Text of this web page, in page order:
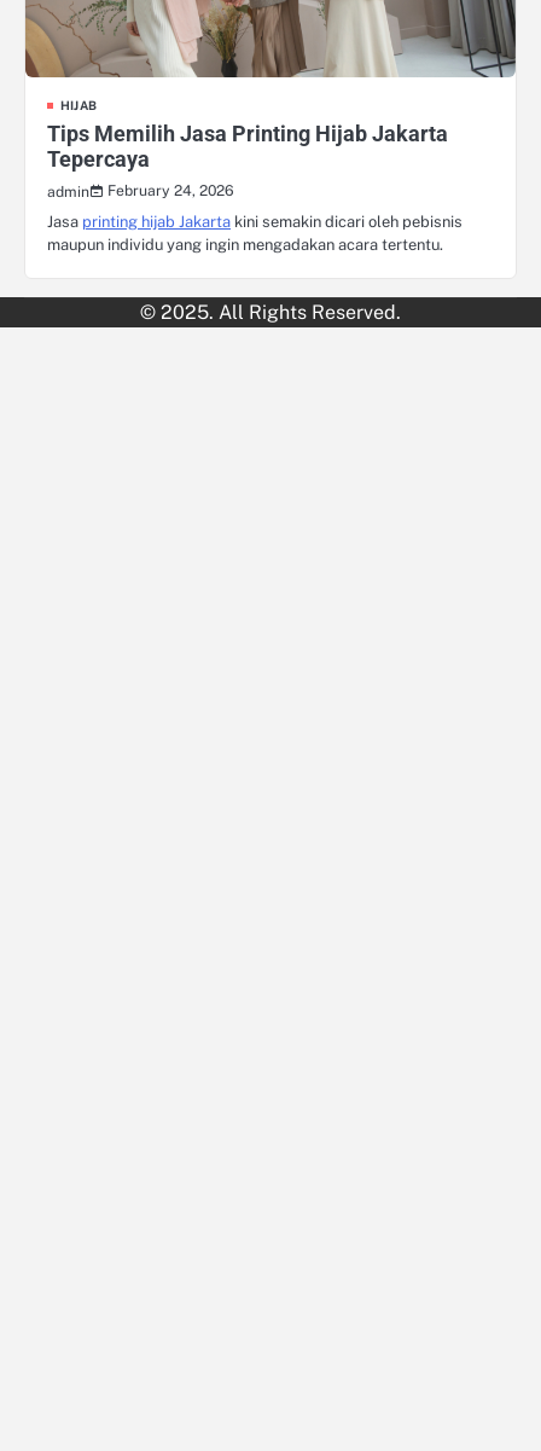
HIJAB
Tips Memilih Jasa Printing Hijab Jakarta
Tepercaya
admin
February 24, 2026
Jasa printing hijab Jakarta kini semakin dicari oleh pebisnis
maupun individu yang ingin mengadakan acara tertentu.
© 2025. All Rights Reserved.